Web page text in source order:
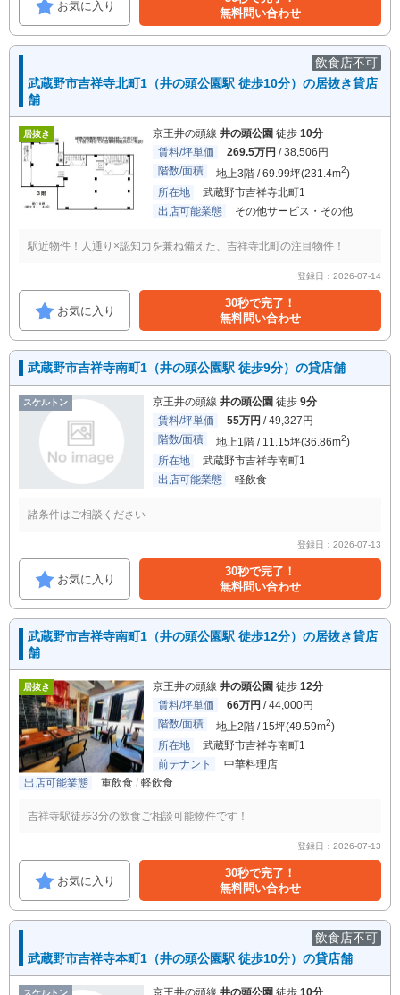
お気に入り
無料問い合わせ
飲食店不可
武蔵野市吉祥寺北町1（井の頭公園駅 徒歩10分）の居抜き貸店
舗
居抜き 京王井の頭線 井の頭公園 徒歩 10分
賃料/坪単価
269.5万円 / 38,506円
階数/面積
地上3階 / 69.99坪(231.4m2)
所在地
武蔵野市吉祥寺北町1
出店可能業態
その他サービス・その他
駅近物件！人通り×認知力を兼ね備えた、吉祥寺北町の注目物件！
登録日：2026-07-14
お気に入り
30秒で完了！
無料問い合わせ
武蔵野市吉祥寺南町1（井の頭公園駅 徒歩9分）の貸店舗
スケルトン 京王井の頭線 井の頭公園 徒歩 9分
賃料/坪単価
55万円 / 49,327円
階数/面積
地上1階 / 11.15坪(36.86m2)
所在地
武蔵野市吉祥寺南町1
出店可能業態
軽飲食
諸条件はご相談ください
登録日：2026-07-13
お気に入り
30秒で完了！
無料問い合わせ
武蔵野市吉祥寺南町1（井の頭公園駅 徒歩12分）の居抜き貸店
舗
居抜き 京王井の頭線 井の頭公園 徒歩 12分
賃料/坪単価
66万円 / 44,000円
階数/面積
地上2階 / 15坪(49.59m2)
所在地
武蔵野市吉祥寺南町1
前テナント
中華料理店
出店可能業態
重飲食 軽飲食
吉祥寺駅徒歩3分の飲食ご相談可能物件です！
登録日：2026-07-13
お気に入り
30秒で完了！
無料問い合わせ
飲食店不可
武蔵野市吉祥寺本町1（井の頭公園駅 徒歩10分）の貸店舗
スケルトン 京王井の頭線 井の頭公園 徒歩 10分